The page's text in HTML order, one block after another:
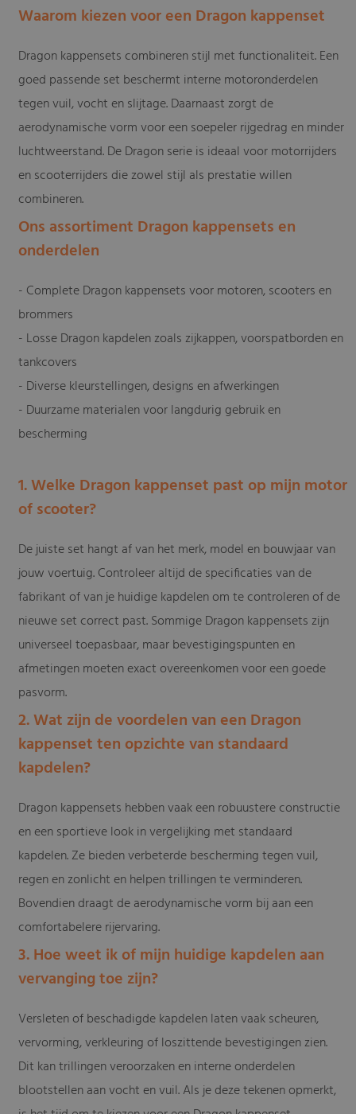
Waarom kiezen voor een Dragon kappenset
Dragon kappensets combineren stijl met functionaliteit. Een
goed passende set beschermt interne motoronderdelen
tegen vuil, vocht en slijtage. Daarnaast zorgt de
aerodynamische vorm voor een soepeler rijgedrag en minder
luchtweerstand. De Dragon serie is ideaal voor motorrijders
en scooterrijders die zowel stijl als prestatie willen
combineren.
Ons assortiment Dragon kappensets en
onderdelen
- Complete Dragon kappensets voor motoren, scooters en
brommers
- Losse Dragon kapdelen zoals zijkappen, voorspatborden en
tankcovers
- Diverse kleurstellingen, designs en afwerkingen
- Duurzame materialen voor langdurig gebruik en
bescherming
1. Welke Dragon kappenset past op mijn motor
of scooter?
De juiste set hangt af van het merk, model en bouwjaar van
jouw voertuig. Controleer altijd de specificaties van de
fabrikant of van je huidige kapdelen om te controleren of de
nieuwe set correct past. Sommige Dragon kappensets zijn
universeel toepasbaar, maar bevestigingspunten en
afmetingen moeten exact overeenkomen voor een goede
pasvorm.
2. Wat zijn de voordelen van een Dragon
kappenset ten opzichte van standaard
kapdelen?
Dragon kappensets hebben vaak een robuustere constructie
en een sportieve look in vergelijking met standaard
kapdelen. Ze bieden verbeterde bescherming tegen vuil,
regen en zonlicht en helpen trillingen te verminderen.
Bovendien draagt de aerodynamische vorm bij aan een
comfortabelere rijervaring.
3. Hoe weet ik of mijn huidige kapdelen aan
vervanging toe zijn?
Versleten of beschadigde kapdelen laten vaak scheuren,
vervorming, verkleuring of loszittende bevestigingen zien.
Dit kan trillingen veroorzaken en interne onderdelen
blootstellen aan vocht en vuil. Als je deze tekenen opmerkt,